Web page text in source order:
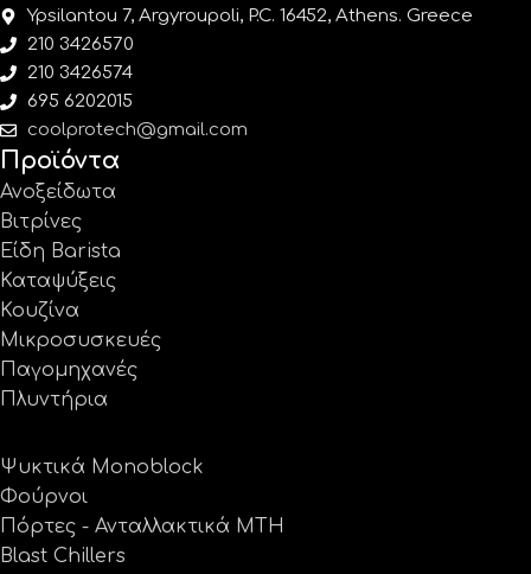
Ypsilantou 7, Argyroupoli, P.C. 16452, Athens. Greece
210 3426570
210 3426574
695 6202015
coolprotech@gmail.com
Προϊόντα
Ανοξείδωτα
Βιτρίνες
Είδη Barista
Καταψύξεις
Κουζίνα
Μικροσυσκευές
Παγομηχανές
Πλυντήρια
Ψυκτικά Monoblock
Φούρνοι
Πόρτες - Ανταλλακτικά MTH
Blast Chillers